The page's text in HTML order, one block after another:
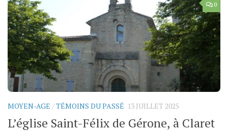
0
MOYEN-AGE /TÉMOINS DU PASSÉ 13 JUILLET 2025
L’église Saint-Félix de Gérone, à Claret